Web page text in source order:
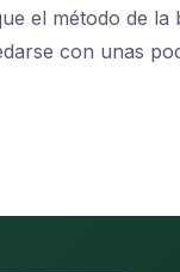
el método de
con unas